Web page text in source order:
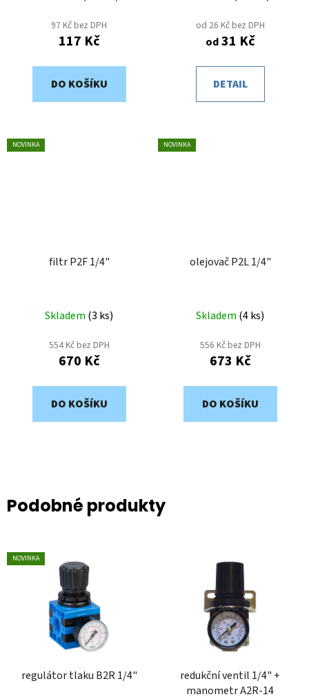
97 Kč bez DPH
117 Kč
DO KOŠÍKU
od 26 Kč bez DPH
od31 Kč
DETAIL
NOVINKA
filtr P2F 1/4"
Skladem (3 ks)
554 Kč bez DPH
670 Kč
DO KOŠÍKU
NOVINKA
olejovač P2L 1/4"
Skladem (4 ks)
556 Kč bez DPH
673 Kč
DO KOŠÍKU
Podobné produkty
NOVINKA
regulátor tlaku B2R 1/4"
redukční ventil 1/4" +
manometr A2R-14